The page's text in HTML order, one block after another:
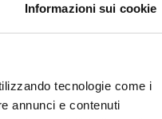
Informazioni sui cookie
tecnologie come i
annunci e contenuti
2 di nuova diagnosi